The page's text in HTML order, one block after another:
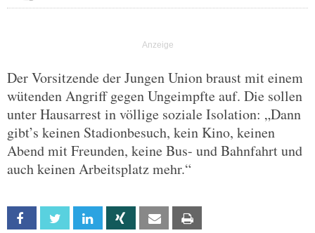
Der Vorsitzende der Jungen Union braust mit einem
wütenden Angriff gegen Ungeimpfte auf. Die sollen
unter Hausarrest in völlige soziale Isolation: „Dann
gibt’s keinen Stadionbesuch, kein Kino, keinen
Abend mit Freunden, keine Bus- und Bahnfahrt und
auch keinen Arbeitsplatz mehr.“
Facebook Twitter Linkedin Xing Email